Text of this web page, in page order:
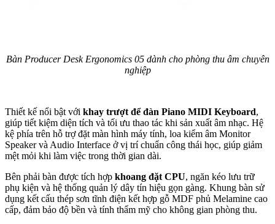
Bàn Producer Desk Ergonomics 05 dành cho phòng thu âm chuyên
nghiệp
Thiết kế nổi bật với khay trượt để đàn Piano MIDI Keyboard,
giúp tiết kiệm diện tích và tối ưu thao tác khi sản xuất âm nhạc. Hệ
kệ phía trên hỗ trợ đặt màn hình máy tính, loa kiểm âm Monitor
Speaker và Audio Interface ở vị trí chuẩn công thái học, giúp giảm
mệt mỏi khi làm việc trong thời gian dài.
Bên phải bàn được tích hợp khoang đặt CPU, ngăn kéo lưu trữ
phụ kiện và hệ thống quản lý dây tín hiệu gọn gàng. Khung bàn sử
dụng kết cấu thép sơn tĩnh điện kết hợp gỗ MDF phủ Melamine cao
cấp, đảm bảo độ bền và tính thẩm mỹ cho không gian phòng thu.